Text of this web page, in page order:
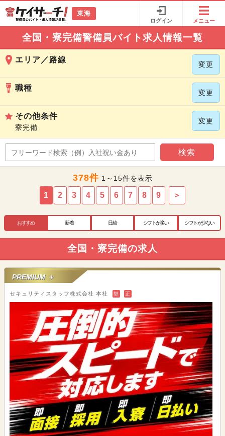
東海
ログイン メニュー
全国・寮完備警備員バイト求人情報一覧
エリア／路線
変更
職種
変更
その他条件
寮完備
変更
検索
378件1～15件を表示
1 2 3 4 5 6 7 8 9 ＞
おすすめ 新着 日給 シフトが多い シフトが少ない
全国・寮完備の求人
PREMIUM ＋
セキュリティスタッフ株式会社 本社 契 正